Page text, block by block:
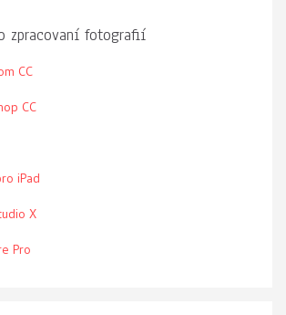
zpracovaní fotografií
CC
CC
iPad
X
Pro